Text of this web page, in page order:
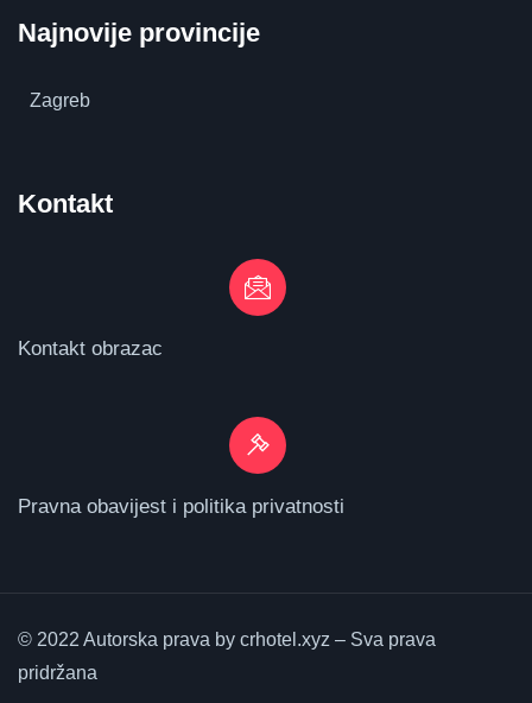
Najnovije provincije
Zagreb
Kontakt
Kontakt obrazac
Pravna obavijest i politika privatnosti
© 2022 Autorska prava by crhotel.xyz – Sva prava
pridržana